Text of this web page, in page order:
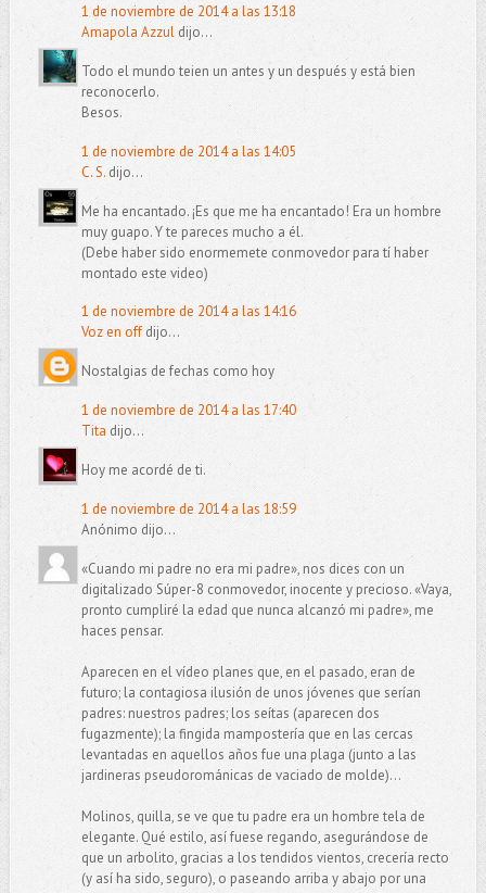
1 de noviembre de 2014 a las 13:18
Amapola Azzul dijo...
Todo el mundo teien un antes y un después y está bien
reconocerlo.
Besos.
1 de noviembre de 2014 a las 14:05
C. S.dijo...
Me ha encantado. ¡Es que me ha encantado! Era un hombre
muy guapo. Y te pareces mucho a él.
(Debe haber sido enormemete conmovedor para tí haber
montado este video)
1 de noviembre de 2014 a las 14:16
Voz en offdijo...
Nostalgias de fechas como hoy
1 de noviembre de 2014 a las 17:40
Tita dijo...
Hoy me acordé de ti.
1 de noviembre de 2014 a las 18:59
Anónimo dijo...
«Cuando mi padre no era mi padre», nos dices con un
digitalizado Súper-8 conmovedor, inocente y precioso. «Vaya,
pronto cumpliré la edad que nunca alcanzó mi padre», me
haces pensar.
Aparecen en el vídeo planes que, en el pasado, eran de
futuro; la contagiosa ilusión de unos jóvenes que serían
padres: nuestros padres; los seítas (aparecen dos
fugazmente); la fingida mampostería que en las cercas
levantadas en aquellos años fue una plaga (junto a las
jardineras pseudorománicas de vaciado de molde)…
Molinos, quilla, se ve que tu padre era un hombre tela de
elegante. Qué estilo, así fuese regando, asegurándose de
que un arbolito, gracias a los tendidos vientos, crecería recto
(y así ha sido, seguro), o paseando arriba y abajo por una